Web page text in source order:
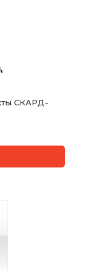
СКАРД-